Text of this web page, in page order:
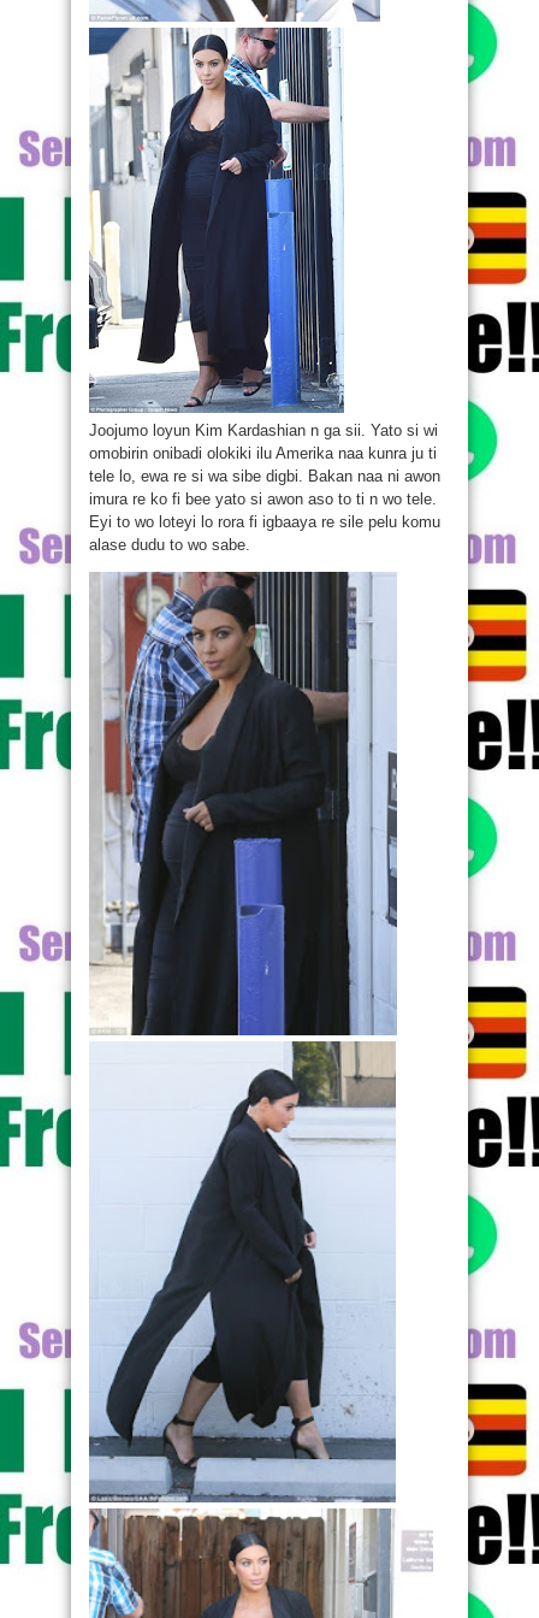
Joojumo loyun Kim Kardashian n ga sii. Yato si wi
omobirin onibadi olokiki ilu Amerika naa kunra ju ti
tele lo, ewa re si wa sibe digbi. Bakan naa ni awon
imura re ko fi bee yato si awon aso to ti n wo tele.
Eyi to wo loteyi lo rora fi igbaaya re sile pelu komu
alase dudu to wo sabe.